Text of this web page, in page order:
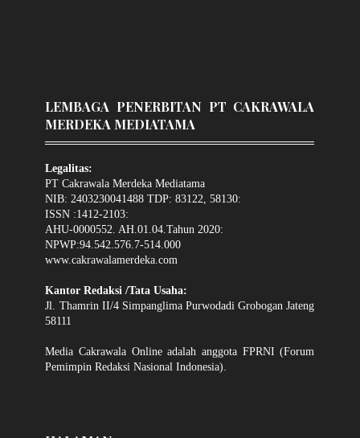
LEMBAGA PENERBITAN PT CAKRAWALA
MERDEKA MEDIATAMA
Legalitas:
PT Cakrawala Merdeka Mediatama
NIB: 2403230041488 TDP: 83122, 58130:
ISSN :1412-2103:
AHU-0000552. AH.01.04.Tahun 2020:
NPWP:94.542.576.7-514.000
www.cakrawalamerdeka.com
Kantor Redaksi /Tata Usaha:
Jl. Thamrin II/4 Simpanglima Purwodadi Grobogan Jateng
58111
Media Cakrawala Online adalah anggota FPRNI (Forum
Pemimpin Redaksi Nasional Indonesia).